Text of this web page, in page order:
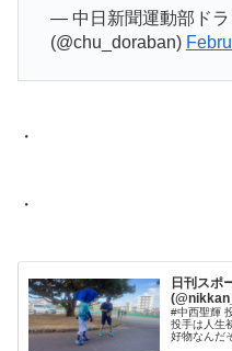
— 中日新聞運動部ドラ
(@chu_doraban)
・
・
日刊スポ
#中西聖輝
投手は人生
好物なんだ